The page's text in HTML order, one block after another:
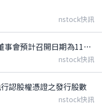
nstock快訊
【重訊】浩宇生醫：公告本公司115年第二季財務報告董事會預計召開日期為115年08月10日
nstock快訊
認股權憑證之發行股數
nstock快訊